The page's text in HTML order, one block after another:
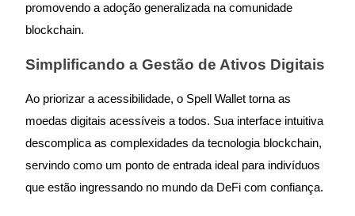
Futuros usando USDC como garantia
promovendo a adoção generalizada na comunidade
blockchain.
Simplificando a Gestão de Ativos Digitais
Ao priorizar a acessibilidade, o Spell Wallet torna as
moedas digitais acessíveis a todos. Sua interface intuitiva
descomplica as complexidades da tecnologia blockchain,
servindo como um ponto de entrada ideal para indivíduos
que estão ingressando no mundo da DeFi com confiança.